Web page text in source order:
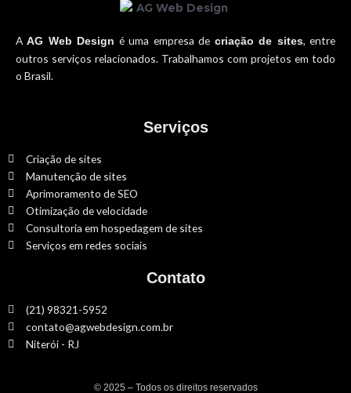
AAG Web Design é uma empresa de criação de sites, entre
outros serviços relacionados. Trabalhamos com projetos em todo
o Brasil.
Serviços
Criação de sites
Manutenção de sites
Aprimoramento de SEO
Otimização de velocidade
Consultoria em hospedagem de sites
Serviços em redes sociais
Contato
(21) 98321-5952
contato@agwebdesign.com.br
Niterói - RJ
© 2025 – Todos os direitos reservados